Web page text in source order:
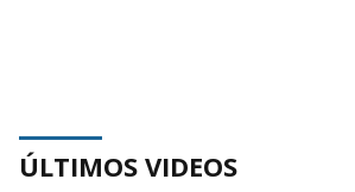
ÚLTIMOS VIDEOS